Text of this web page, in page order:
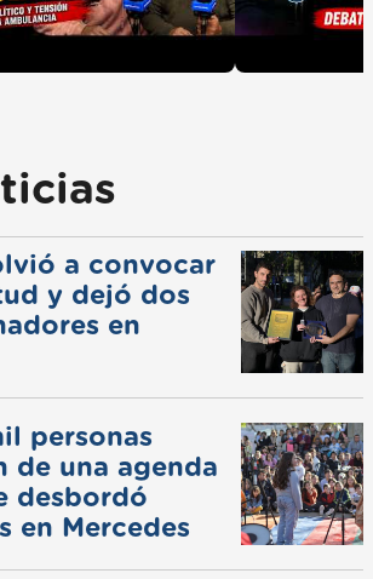
a convocar
y dejó dos
en
personas
de una agenda
desbordó
en Mercedes